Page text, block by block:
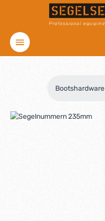
Zum Hauptinhalt springen
Bootshardware
Bildergalerie überspringen